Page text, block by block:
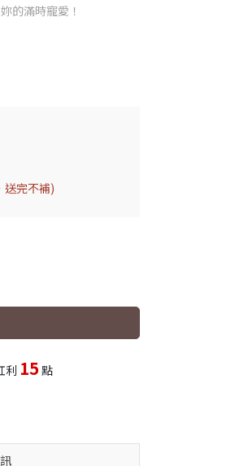
的滿時寵愛！
送完不補)
利 15點